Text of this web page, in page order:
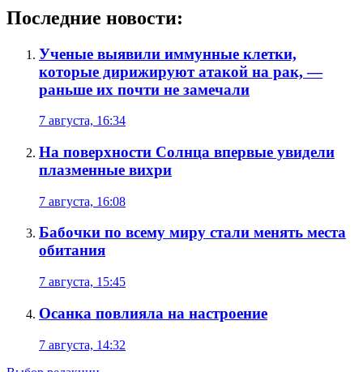
Последние новости:
Ученые выявили иммунные клетки,
которые дирижируют атакой на рак, —
раньше их почти не замечали
7 августа, 16:34
На поверхности Солнца впервые увидели
плазменные вихри
7 августа, 16:08
Бабочки по всему миру стали менять места
обитания
7 августа, 15:45
Осанка повлияла на настроение
7 августа, 14:32